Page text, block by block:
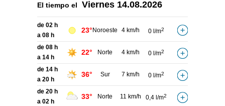
El tiempo el Viernes 14.08.2026
de 02 h
a 08 h
23° Noroeste 4 km/h 0 l/m2
de 08 h
a 14 h
22° Norte 4 km/h 0 l/m2
de 14 h
a 20 h
36° Sur 7 km/h 0 l/m2
de 20 h
a 02 h
33° Norte 11 km/h 0,4 l/m2